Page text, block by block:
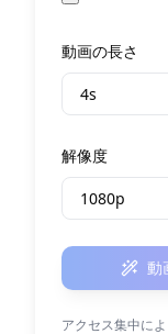
動画の長さ
解像度
動
アクセス集中に